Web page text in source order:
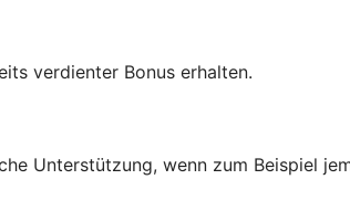
verdienter Bonus erhalten.
Unterstützung, wenn zum Beispiel